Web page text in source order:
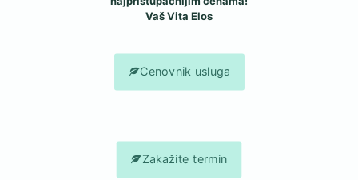
Vaš Vita Elos
Cenovnik usluga
Zakažite termin